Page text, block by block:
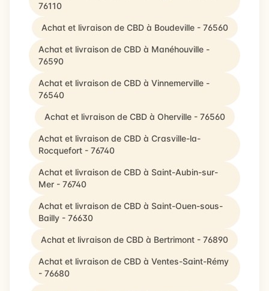
76110
Achat et livraison de CBD à Boudeville - 76560
Achat et livraison de CBD à Manéhouville -
76590
Achat et livraison de CBD à Vinnemerville -
76540
Achat et livraison de CBD à Oherville - 76560
Achat et livraison de CBD à Crasville-la-
Rocquefort - 76740
Achat et livraison de CBD à Saint-Aubin-sur-
Mer - 76740
Achat et livraison de CBD à Saint-Ouen-sous-
Bailly - 76630
Achat et livraison de CBD à Bertrimont - 76890
Achat et livraison de CBD à Ventes-Saint-Rémy
- 76680